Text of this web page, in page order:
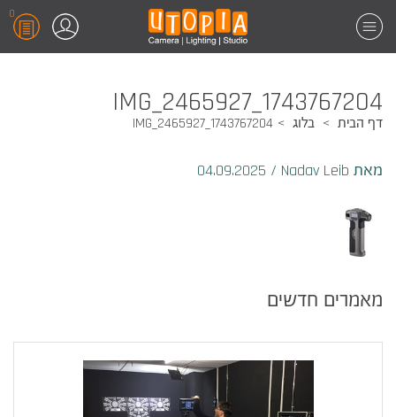
0
1743767204_IMG_2465927
דף הבית בלוג 1743767204_IMG_2465927
מאת Nadav Leib /
מאמרים חדשים